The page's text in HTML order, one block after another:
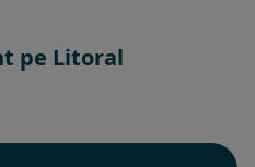
pe Litoral